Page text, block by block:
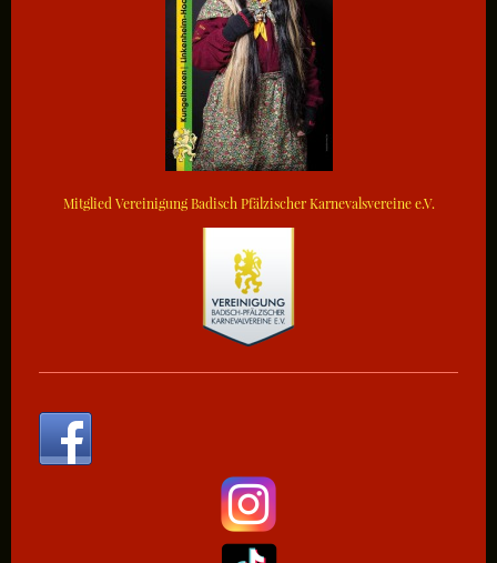
Mitglied Vereinigung Badisch Pfälzischer Karnevalsvereine e.V.